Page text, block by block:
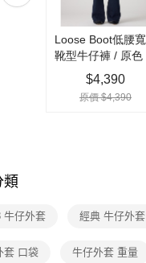
類
牛仔外套 經典 牛仔外套
套 口袋 牛仔外套 重量